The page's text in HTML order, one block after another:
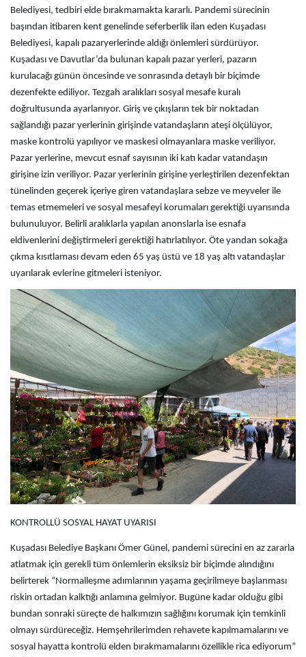
Belediyesi, tedbiri elde bırakmamakta kararlı. Pandemi sürecinin
başından itibaren kent genelinde seferberlik ilan eden Kuşadası
Belediyesi, kapalı pazaryerlerinde aldığı önlemleri sürdürüyor.
Kuşadası ve Davutlar’da bulunan kapalı pazar yerleri, pazarın
kurulacağı günün öncesinde ve sonrasında detaylı bir biçimde
dezenfekte ediliyor. Tezgah aralıkları sosyal mesafe kuralı
doğrultusunda ayarlanıyor. Giriş ve çıkışların tek bir noktadan
sağlandığı pazar yerlerinin girişinde vatandaşların ateşi ölçülüyor,
maske kontrolü yapılıyor ve maskesi olmayanlara maske veriliyor.
Pazar yerlerine, mevcut esnaf sayısının iki katı kadar vatandaşın
girişine izin veriliyor. Pazar yerlerinin girişine yerleştirilen dezenfektan
tünelinden geçerek içeriye giren vatandaşlara sebze ve meyveler ile
temas etmemeleri ve sosyal mesafeyi korumaları gerektiği uyarısında
bulunuluyor. Belirli aralıklarla yapılan anonslarla ise esnafa
eldivenlerini değiştirmeleri gerektiği hatırlatılıyor. Öte yandan sokağa
çıkma kısıtlaması devam eden 65 yaş üstü ve 18 yaş altı vatandaşlar
uyarılarak evlerine gitmeleri isteniyor.
KONTROLLÜ SOSYAL HAYAT UYARISI
Kuşadası Belediye Başkanı Ömer Günel, pandemi sürecini en az zararla
atlatmak için gerekli tüm önlemlerin eksiksiz bir biçimde alındığını
belirterek “Normalleşme adımlarının yaşama geçirilmeye başlanması
riskin ortadan kalktığı anlamına gelmiyor. Bugüne kadar olduğu gibi
bundan sonraki süreçte de halkımızın sağlığını korumak için temkinli
olmayı sürdüreceğiz. Hemşehrilerimden rehavete kapılmamalarını ve
sosyal hayatta kontrolü elden bırakmamalarını özellikle rica ediyorum”